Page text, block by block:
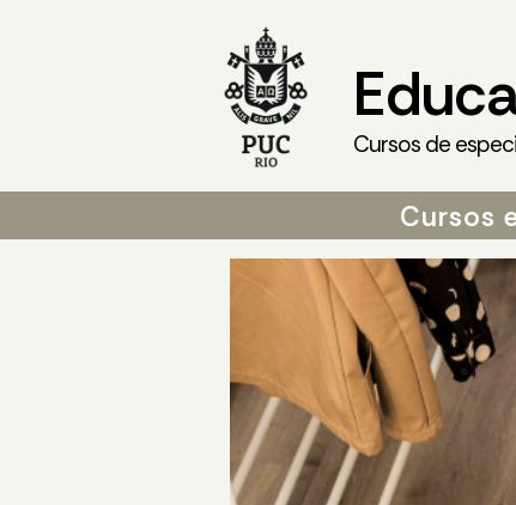
Cursos de
Cursos